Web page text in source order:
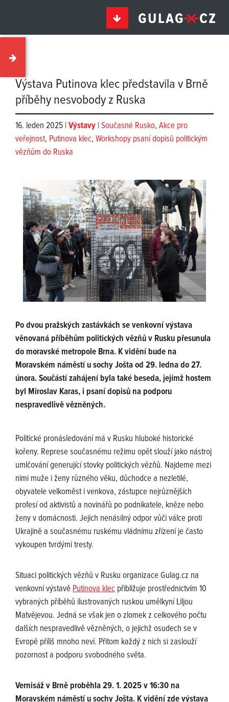
Výstava Putinova klec představila v Brně
příběhy nesvobody z Ruska
16. leden 2025 | Výstavy | Současné Rusko, Akce pro
veřejnost, Putinova klec, Workshopy psaní dopisů politickým
vězňům do Ruska
Po dvou pražských zastávkách se venkovní výstava
věnovaná příběhům politických vězňů v Rusku přesunula
do moravské metropole Brna. K vidění bude na
Moravském náměstí u sochy Jošta od 29. ledna do 27.
února. Součástí zahájení byla také beseda, jejímž hostem
byl Miroslav Karas, i psaní dopisů na podporu
nespravedlivě vězněných.
Politické pronásledování má v Rusku hluboké historické
kořeny. Represe současnému režimu opět slouží jako nástroj
umlčování generující stovky politických vězňů. Najdeme mezi
nimi muže i ženy různého věku, důchodce a nezletilé,
obyvatele velkoměst i venkova, zástupce nejrůznějších
profesí od aktivistů a novinářů po podnikatele, kněze nebo
ženy v domácnosti. Jejich nenásilný odpor vůči válce proti
Ukrajině a současnému ruskému vládnímu zřízení je často
vykoupen tvrdými tresty.
Situaci politických vězňů v Rusku organizace Gulag.cz na
venkovní výstavěPutinova klec přibližuje prostřednictvím 10
vybraných příběhů ilustrovaných ruskou umělkyní Liljou
Matvějevou. Jedná se však jen o zlomek z celkového počtu
dalších nespravedlivě vězněných, o jejichž osudech se v
Evropě příliš mnoho neví. Přitom každý z nich si zaslouží
pozornost a podporu svobodného světa.
Vernisáž v Brně proběhla 29. 1. 2025 v 16:30 na
Moravském náměstí u sochy Jošta. K vidění zde výstava